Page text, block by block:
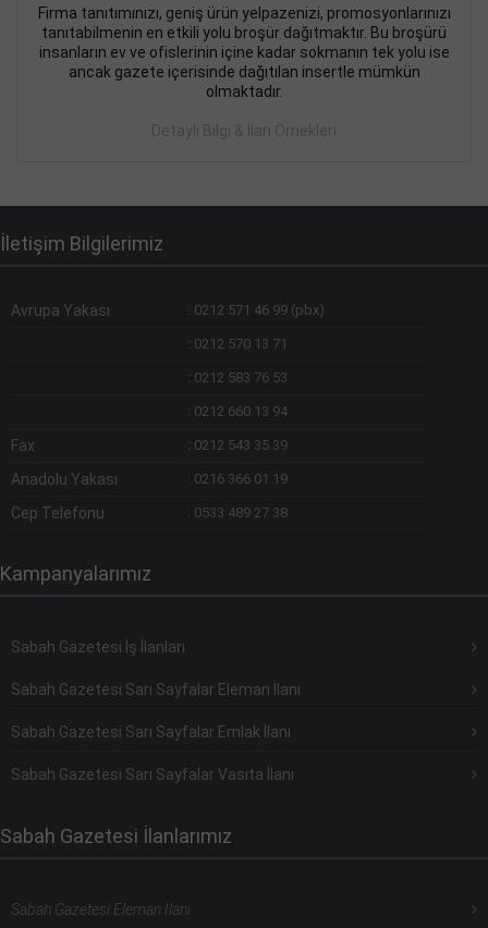
Firma tanıtımınızı, geniş ürün yelpazenizi, promosyonlarınızı
tanıtabilmenin en etkili yolu broşür dağıtmaktır. Bu broşürü
insanların ev ve ofislerinin içine kadar sokmanın tek yolu ise
ancak gazete içerisinde dağıtılan insertle mümkün
olmaktadır.
Detaylı Bilgi & İlan Örnekleri
İletişim Bilgilerimiz
Avrupa Yakası : 0212 571 46 99 (pbx)
: 0212 570 13 71
: 0212 583 76 53
: 0212 660 13 94
Fax : 0212 543 35 39
Anadolu Yakası : 0216 366 01 19
Cep Telefonu : 0533 489 27 38
Kampanyalarımız
Sabah Gazetesi İş İlanları
Sabah Gazetesi Sarı Sayfalar Eleman İlanı
Sabah Gazetesi Sarı Sayfalar Emlak İlanı
Sabah Gazetesi Sarı Sayfalar Vasıta İlanı
Sabah Gazetesi İlanlarımız
Sabah Gazetesi Eleman İlanı
DEVREMÜLK KİRALIK İlanı- 11.09.2018
SİNYE Tekstile Şoförlüğü olan 35 yaşını aşmamış, Depo
elemanı alınacaktır. Osmanbey, Şişli